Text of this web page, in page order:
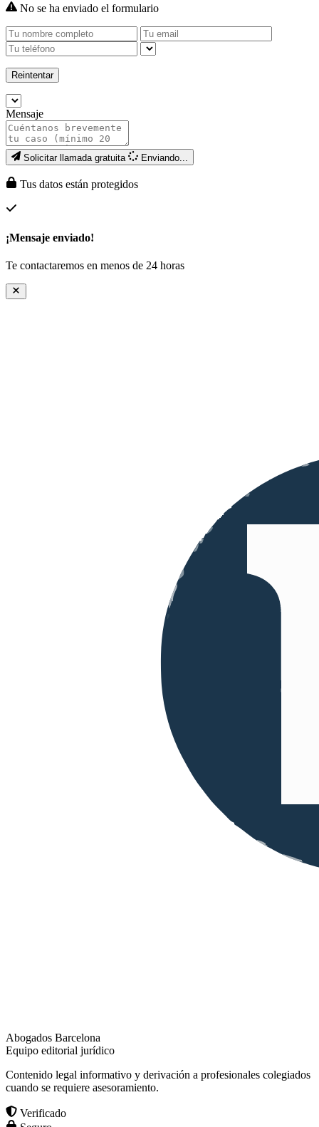
No se ha enviado el formulario
Reintentar
Mensaje
Solicitar llamada gratuita Enviando...
Tus datos están protegidos
¡Mensaje enviado!
Te contactaremos en menos de 24 horas
Abogados Barcelona
Equipo editorial jurídico
Contenido legal informativo y derivación a profesionales colegiados
cuando se requiere asesoramiento.
Verificado